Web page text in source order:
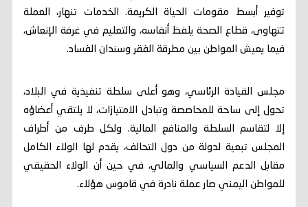
توفير أبسط مقومات الحياة الكريمة. الخدمات تنهار، العملة
تتهاوى، قطاع الصحة يلفظ أنفاسه، والتعليم في غرفة الإنعاش،
فيما يعيش المواطن بين مطرقة الفقر وسندان الفساد.
مجلس القيادة الرئاسي، وهو أعلى سلطة تنفيذية في البلاد،
تحول إلى ساحة للمحاصصة وتبادل الامتيازات، لا يلتقي أعضاؤه
إلا لتقاسم السلطة والمنافع المالية. ولكل طرف من أطراف
المجلس تبعية لدولة من دول التحالف، يقدم لها الولاء الكامل
مقابل الدعم السياسي والمالي، في حين أن الولاء الحقيقي
للمواطن اليمني صار عملة نادرة في قاموس هؤلاء.